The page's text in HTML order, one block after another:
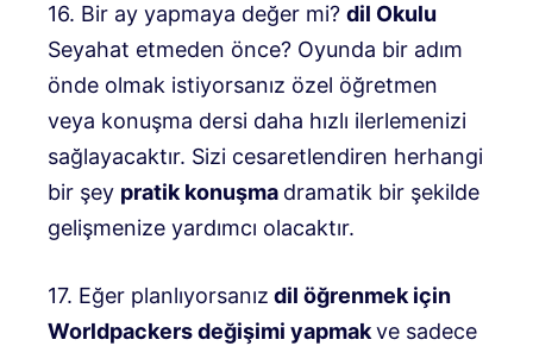
16. Bir ay yapmaya değer mi? dil Okulu
Seyahat etmeden önce? Oyunda bir adım
önde olmak istiyorsanız özel öğretmen
veya konuşma dersi daha hızlı ilerlemenizi
sağlayacaktır. Sizi cesaretlendiren herhangi
bir şey pratik konuşma dramatik bir şekilde
gelişmenize yardımcı olacaktır.
17. Eğer planlıyorsanız dil öğrenmek için
Worldpackers değişimi yapmakve sadece